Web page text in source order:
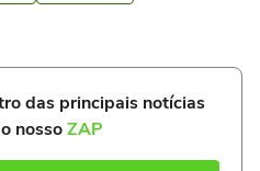
das principais notícias
nossoZAP